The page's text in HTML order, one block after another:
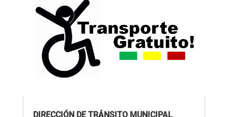
DIRECCIÓN DE TRÁNSITO MUNICIPAL